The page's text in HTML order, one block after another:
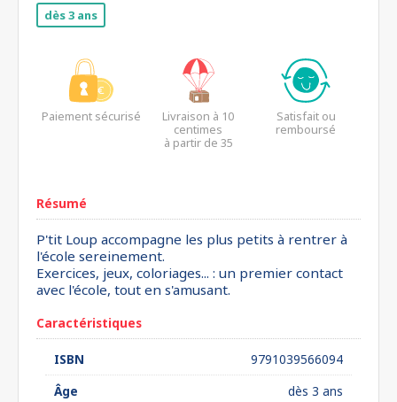
dès 3 ans
Paiement sécurisé
Livraison à 10
centimes
à partir de 35
Satisfait ou
remboursé
Résumé
P'tit Loup accompagne les plus petits à rentrer à
l'école sereinement.
Exercices, jeux, coloriages... : un premier contact
avec l'école, tout en s'amusant.
Caractéristiques
ISBN
9791039566094
Âge
dès 3 ans